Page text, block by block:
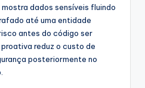
dados sensíveis fluindo
até uma entidade
antes do código ser
reduz o custo de
posteriormente no